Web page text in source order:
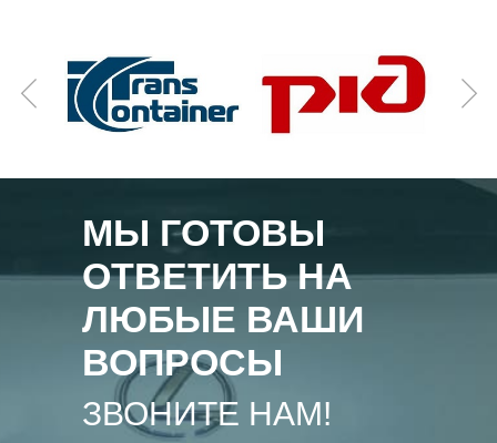
МЫ ГОТОВЫ
ОТВЕТИТЬ НА
ЛЮБЫЕ ВАШИ
ВОПРОСЫ
ЗВОНИТЕ НАМ!